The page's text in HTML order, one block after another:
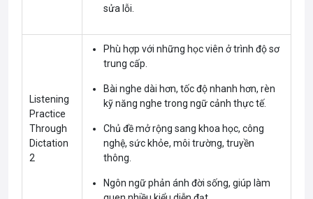
sửa lỗi.
Listening
Practice
Through
Dictation
2
Phù hợp với những học viên ở trình độ sơ
trung cấp.
Bài nghe dài hơn, tốc độ nhanh hơn, rèn
kỹ năng nghe trong ngữ cảnh thực tế.
Chủ đề mở rộng sang khoa học, công
nghệ, sức khỏe, môi trường, truyền
thông.
Ngôn ngữ phản ánh đời sống, giúp làm